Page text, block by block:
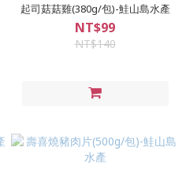
起司菇菇雞(380g/包)-鮭山島水產
NT$99
NT$140